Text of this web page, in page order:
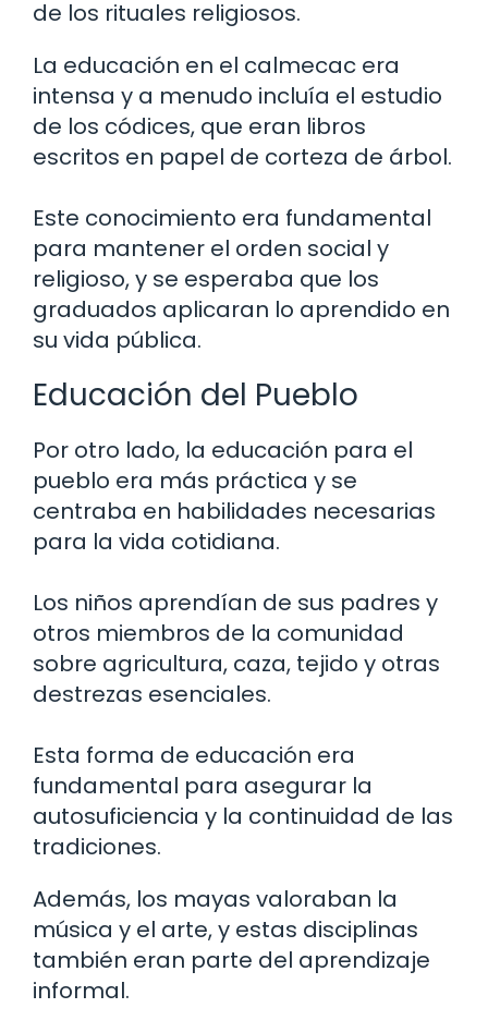
de los rituales religiosos.
La educación en el calmecac era
intensa y a menudo incluía el estudio
de los códices, que eran libros
escritos en papel de corteza de árbol.
Este conocimiento era fundamental
para mantener el orden social y
religioso, y se esperaba que los
graduados aplicaran lo aprendido en
su vida pública.
Educación del Pueblo
Por otro lado, la educación para el
pueblo era más práctica y se
centraba en habilidades necesarias
para la vida cotidiana.
Los niños aprendían de sus padres y
otros miembros de la comunidad
sobre agricultura, caza, tejido y otras
destrezas esenciales.
Esta forma de educación era
fundamental para asegurar la
autosuficiencia y la continuidad de las
tradiciones.
Además, los mayas valoraban la
música y el arte, y estas disciplinas
también eran parte del aprendizaje
informal.